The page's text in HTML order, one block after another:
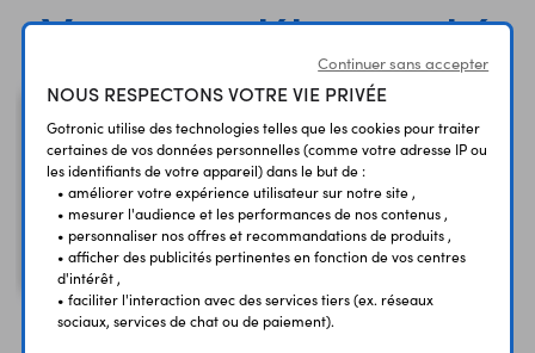
Vous avez déja consulté
Buse 1,5 mm BTDST4
pour station VTSSD3
Continuer sans accepter
NOUS RESPECTONS VOTRE VIE PRIVÉE
Gotronic utilise des technologies telles que les cookies pour traiter
certaines de vos données personnelles (comme votre adresse IP ou
les identifiants de votre appareil) dans le but de :
• améliorer votre expérience utilisateur sur notre site ,
• mesurer l'audience et les performances de nos contenus ,
• personnaliser nos offres et recommandations de produits ,
• afficher des publicités pertinentes en fonction de vos centres
d'intérêt ,
• faciliter l'interaction avec des services tiers (ex. réseaux
sociaux, services de chat ou de paiement).